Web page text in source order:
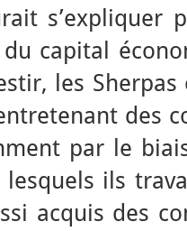
s’expliquer
du capital
les Sherpas
des
par le
lesquels ils
acquis des